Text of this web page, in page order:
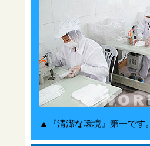
▲『清潔な環境』第一です。